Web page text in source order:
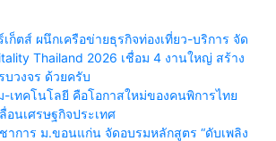
ก็ตส์ ผนึกเครือข่ายธุรกิจท่องเที่ยว-บริการ จัด
Thailand 2026 เชื่อม 4 งานใหญ่ สร้าง
บวงจร ด้วยครับ
เทคโนโลยี คือโอกาสใหม่ของคนพิการไทย
อนเศรษฐกิจประเทศ
าการ ม.ขอนแก่น จัดอบรมหลักสูตร “ดับเพลิง